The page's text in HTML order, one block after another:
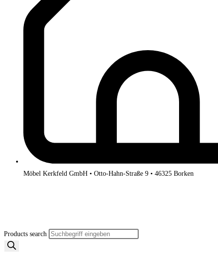
Möbel Kerkfeld GmbH • Otto-Hahn-Straße 9 • 46325 Borken
Products search